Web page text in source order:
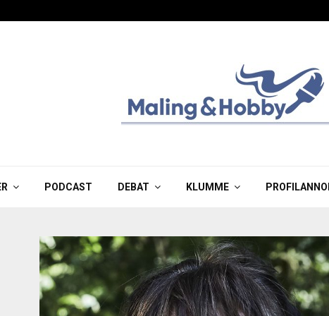
PODCAST DEBAT KLUMME